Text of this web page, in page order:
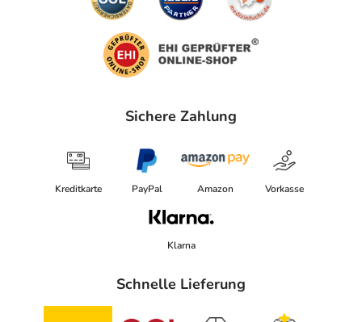
Sichere Zahlung
Kreditkarte PayPal Amazon Vorkasse
Klarna
Schnelle Lieferung